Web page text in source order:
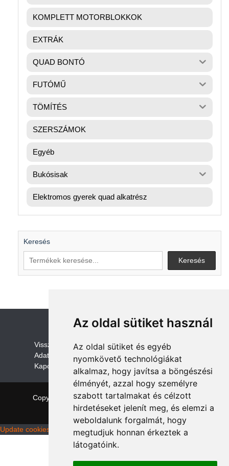
Az oldal sütiket használ
Az oldal sütiket és egyéb
nyomkövető technológiákat
alkalmaz, hogy javítsa a böngészési
élményét, azzal hogy személyre
szabott tartalmakat és célzott
hirdetéseket jelenít meg, és elemzi a
weboldalunk forgalmát, hogy
megtudjuk honnan érkeztek a
látogatóink.
KOMPLETT MOTORBLOKKOK
EXTRÁK
QUAD BONTÓ
FUTÓMŰ
TÖMÍTÉS
SZERSZÁMOK
Egyéb
Bukósisak
Elektromos gyerek quad alkatrész
Keresés
Keresés
Visszaküldési és visszatérítési szabályzat
Adatvédelem /GDPR
Kapcsolat
Copyright © 2026 quadalkatreszek.com | Theme:
NewStoreby ThemeFarmer
Update cookies preferences